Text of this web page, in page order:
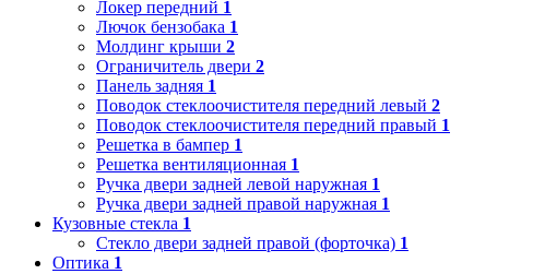
Локер передний 1
Лючок бензобака 1
Молдинг крыши 2
Ограничитель двери 2
Панель задняя 1
Поводок стеклоочистителя передний левый 2
Поводок стеклоочистителя передний правый 1
Решетка в бампер 1
Решетка вентиляционная 1
Ручка двери задней левой наружная 1
Ручка двери задней правой наружная 1
Кузовные стекла 1
Стекло двери задней правой (форточка) 1
Оптика 1